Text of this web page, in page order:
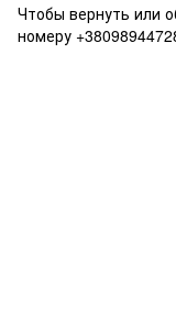
Чтобы вернуть или
номеру